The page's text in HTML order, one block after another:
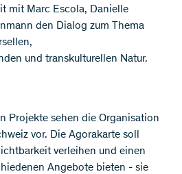
mit Marc Escola, Danielle
den Dialog zum Thema
und transkulturellen Natur.
Projekte sehen die Organisation
vor. Die Agorakarte soll
verleihen und einen
Angebote bieten - sie